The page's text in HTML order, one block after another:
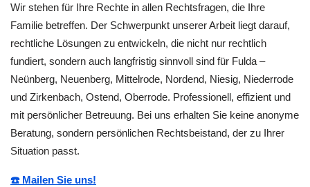
Wir stehen für Ihre Rechte in allen Rechtsfragen, die Ihre
Familie betreffen. Der Schwerpunkt unserer Arbeit liegt darauf,
rechtliche Lösungen zu entwickeln, die nicht nur rechtlich
fundiert, sondern auch langfristig sinnvoll sind für Fulda –
Neünberg, Neuenberg, Mittelrode, Nordend, Niesig, Niederrode
und Zirkenbach, Ostend, Oberrode. Professionell, effizient und
mit persönlicher Betreuung. Bei uns erhalten Sie keine anonyme
Beratung, sondern persönlichen Rechtsbeistand, der zu Ihrer
Situation passt.
☎️ Mailen Sie uns!